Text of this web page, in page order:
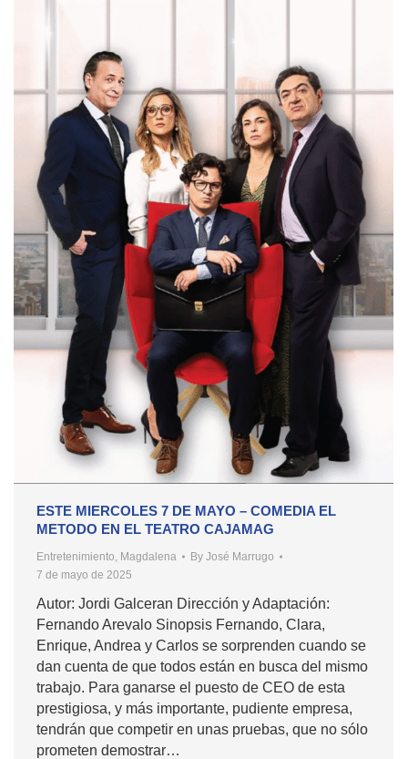
ESTE MIERCOLES 7 DE MAYO – COMEDIA EL
METODO EN EL TEATRO CAJAMAG
Entretenimiento, Magdalena By José Marrugo
7 de mayo de 2025
Autor: Jordi Galceran Dirección y Adaptación:
Fernando Arevalo Sinopsis Fernando, Clara,
Enrique, Andrea y Carlos se sorprenden cuando se
dan cuenta de que todos están en busca del mismo
trabajo. Para ganarse el puesto de CEO de esta
prestigiosa, y más importante, pudiente empresa,
tendrán que competir en unas pruebas, que no sólo
prometen demostrar…